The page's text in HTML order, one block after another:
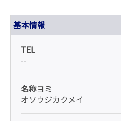
基本情報
TEL
--
名称ヨミ
オソウジカクメイ